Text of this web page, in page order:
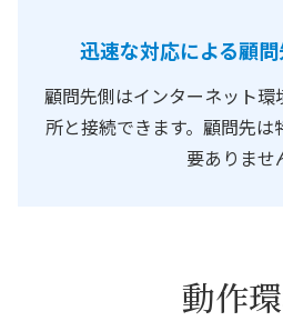
迅速な対応による顧
顧問先側はインターネット
所と接続できます。顧問先
要ありませ
動作